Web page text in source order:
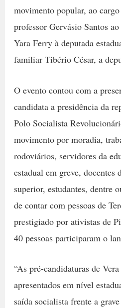
movimento popular, ao
professor Gervásio Santos
Yara Ferry à deputada
familiar Tibério César, a
O evento contou com a
candidata a presidência da
Polo Socialista
movimento por moradia,
rodoviários, servidores da
estadual em greve, docentes
superior, estudantes, dentre
de contar com pessoas de
prestigiado por ativistas de
40 pessoas participaram o
“As pré-candidaturas de
apresentados em nível
saída socialista frente a